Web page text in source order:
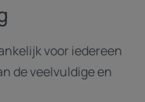
voor iedereen
de veelvuldige en